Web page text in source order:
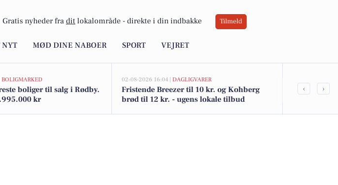
Gratis nyheder fra dit lokalområde - direkte i din indbakke Tilmeld
MØD DINE NABOER SPORT VEJRET
BOLIGMARKED
boliger til salg i Rødby.
kr
02-08-2026 16:04 | DAGLIGVARER
Fristende Breezer til 10 kr. og Kohberg
brød til 12 kr. - ugens lokale tilbud
Digestien
‹ ›